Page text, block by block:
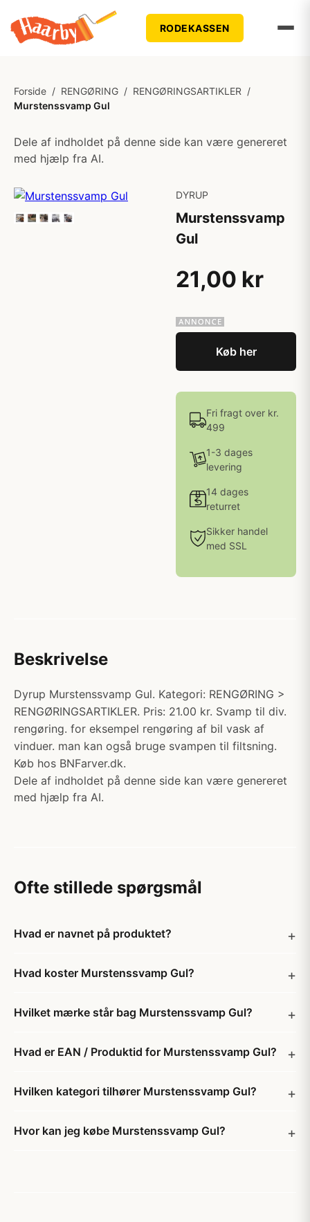
RODEKASSEN
Forside / RENGØRING / RENGØRINGSARTIKLER /
Murstenssvamp Gul
Dele af indholdet på denne side kan være genereret
med hjælp fra AI.
DYRUP
Murstenssvamp
Gul
21,00 kr
Køb her
Fri fragt over kr.
499
1-3 dages
levering
14 dages
returret
Sikker handel
med SSL
Beskrivelse
Dyrup Murstenssvamp Gul. Kategori: RENGØRING >
RENGØRINGSARTIKLER. Pris: 21.00 kr. Svamp til div.
rengøring. for eksempel rengøring af bil vask af
vinduer. man kan også bruge svampen til filtsning.
Køb hos BNFarver.dk.
Dele af indholdet på denne side kan være genereret
med hjælp fra AI.
Ofte stillede spørgsmål
Hvad er navnet på produktet?
Hvad koster Murstenssvamp Gul?
Hvilket mærke står bag Murstenssvamp Gul?
Hvad er EAN / Produktid for Murstenssvamp Gul?
Hvilken kategori tilhører Murstenssvamp Gul?
Hvor kan jeg købe Murstenssvamp Gul?